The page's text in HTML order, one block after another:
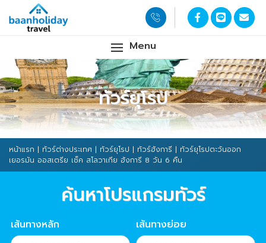
Menu
ทัวร์ยุโรป
หน้าแรก | ทัวร์ต่างประเทศ | ทัวร์ยุโรป | ทัวร์ฮังการี | ทัวร์ยุโรปตะวันออก
เยอรมัน ออสเตรีย เช็ค สโลวาเกีย ฮังการี 8 วัน 6 คืน
ค้นหาโปรแกรมทัวร์
เส้นทางหลัก เส้นทางย่อย